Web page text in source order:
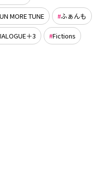
MORE TUNE ふぁんも
＋3 Fictions